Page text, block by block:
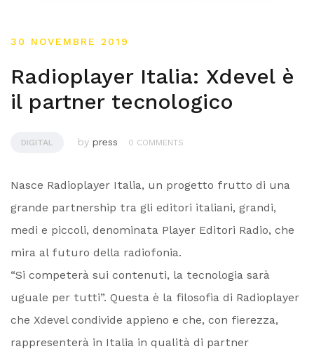
30 NOVEMBRE 2019
Radioplayer Italia: Xdevel è
il partner tecnologico
DIGITAL by press 0 COMMENTS
Nasce Radioplayer Italia, un progetto frutto di una
grande partnership tra gli editori italiani, grandi,
medi e piccoli, denominata Player Editori Radio, che
mira al futuro della radiofonia.
“Si competerà sui contenuti, la tecnologia sarà
uguale per tutti”. Questa è la filosofia di Radioplayer
che Xdevel condivide appieno e che, con fierezza,
rappresenterà in Italia in qualità di partner